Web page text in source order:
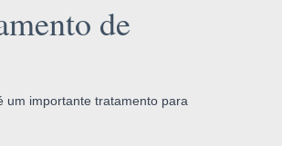
de
um importante tratamento para